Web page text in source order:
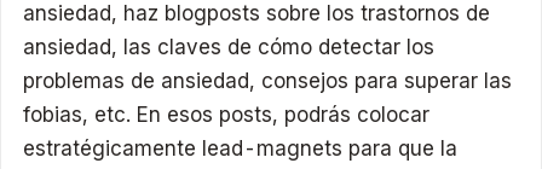
ansiedad, haz blogposts sobre los trastornos de
ansiedad, las claves de cómo detectar los
problemas de ansiedad, consejos para superar las
fobias, etc. En esos posts, podrás colocar
estratégicamente lead-magnets para que la